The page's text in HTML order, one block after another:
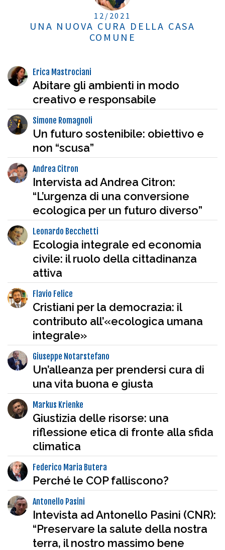
12/2021
UNA NUOVA CURA DELLA CASA
COMUNE
Erica Mastrociani
Abitare gli ambienti in modo
creativo e responsabile
Simone Romagnoli
Un futuro sostenibile: obiettivo e
non “scusa”
Andrea Citron
Intervista ad Andrea Citron:
“L’urgenza di una conversione
ecologica per un futuro diverso”
Leonardo Becchetti
Ecologia integrale ed economia
civile: il ruolo della cittadinanza
attiva
Flavio Felice
Cristiani per la democrazia: il
contributo all’«ecologica umana
integrale»
Giuseppe Notarstefano
Un’alleanza per prendersi cura di
una vita buona e giusta
Markus Krienke
Giustizia delle risorse: una
riflessione etica di fronte alla sfida
climatica
Federico Maria Butera
Perché le COP falliscono?
Antonello Pasini
Intevista ad Antonello Pasini (CNR):
“Preservare la salute della nostra
terra, il nostro massimo bene